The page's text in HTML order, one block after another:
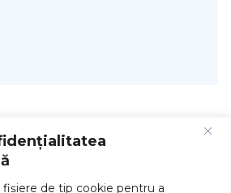
de tip cookie pentru a